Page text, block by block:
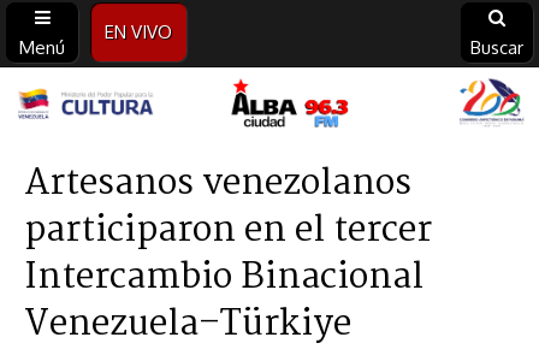
Menú
EN VIVO
Buscar
Alba
Ciudad
96.3
FM
Artesanos venezolanos
participaron en el tercer
Intercambio Binacional
Venezuela–Türkiye